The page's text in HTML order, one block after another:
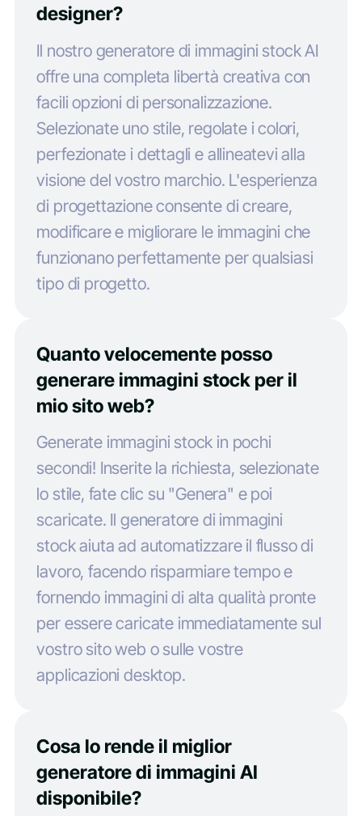
designer?
Il nostro generatore di immagini stock AI
offre una completa libertà creativa con
facili opzioni di personalizzazione.
Selezionate uno stile, regolate i colori,
perfezionate i dettagli e allineatevi alla
visione del vostro marchio. L'esperienza
di progettazione consente di creare,
modificare e migliorare le immagini che
funzionano perfettamente per qualsiasi
tipo di progetto.
Quanto velocemente posso
generare immagini stock per il
mio sito web?
Generate immagini stock in pochi
secondi! Inserite la richiesta, selezionate
lo stile, fate clic su "Genera" e poi
scaricate. Il generatore di immagini
stock aiuta ad automatizzare il flusso di
lavoro, facendo risparmiare tempo e
fornendo immagini di alta qualità pronte
per essere caricate immediatamente sul
vostro sito web o sulle vostre
applicazioni desktop.
Cosa lo rende il miglior
generatore di immagini AI
disponibile?